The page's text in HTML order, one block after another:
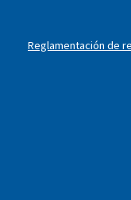
Reglamentación de